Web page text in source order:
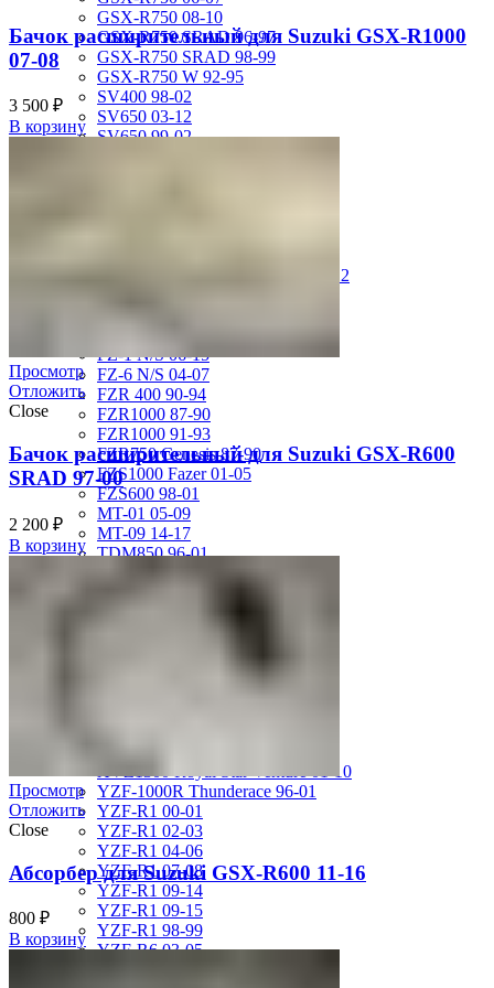
GSX-R750 08-10
GSX-R750 SRAD 96-97
GSX-R750 SRAD 98-99
GSX-R750 W 92-95
SV400 98-02
SV650 03-12
SV650 99-02
VZR1800 Boulevard M109R 06-12
FJ1200 91-93
FZ-1 N/S 06-15
FZ-6 N/S 04-07
FZR 400 90-94
FZR1000 87-90
FZR1000 91-93
FZR750 Genesis 87-90
FZS1000 Fazer 01-05
FZS600 98-01
MT-01 05-09
MT-09 14-17
TDM850 96-01
XV1700 Road Star 04-09
XV1900 Raider 08-17
XVS400 Drag Star 96-99
XVZ1300 Royal Star Venture 01-10
YZF-1000R Thunderace 96-01
YZF-R1 00-01
YZF-R1 02-03
YZF-R1 04-06
YZF-R1 07-08
YZF-R1 09-14
YZF-R1 09-15
YZF-R1 98-99
YZF-R6 03-05
Бачок расширительный для Suzuki GSX-R1000
07-08
3 500 ₽
В корзину
Просмотр
Отложить
Close
Бачок расширительный для Suzuki GSX-R600
SRAD 97-00
2 200 ₽
В корзину
Просмотр
Отложить
Close
Абсорбер для Suzuki GSX-R600 11-16
800 ₽
В корзину